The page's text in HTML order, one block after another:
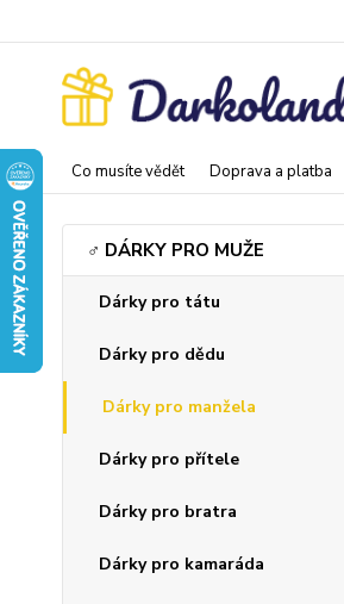
Co musíte vědět Doprava a platba
♂️ DÁRKY PRO MUŽE
Dárky pro tátu
Dárky pro dědu
Dárky pro manžela
Dárky pro přítele
Dárky pro bratra
Dárky pro kamaráda